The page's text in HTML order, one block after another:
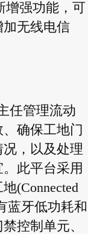
增强功能，可
无线电信
任管理流动
确保工地门
，以及处理
此平台采用
(Connected
蓝牙低功耗和
控制单元、